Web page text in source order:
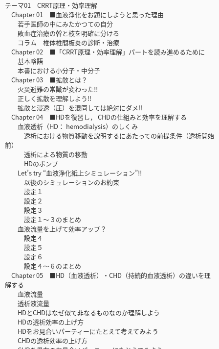
テーマ01 CRRT原理・効率理解
Chapter 01 ■血液浄化をお題にしようと思った理由
若手医師の中にみたかつての自分
敗血症治療の幹と枝を明確に分ける
コラム 椎体椎間板炎の診断・治療
Chapter 02 ■「CRRT原理・効率理解」パートを読み進めるために
基本略語
本書における小分子・中分子
Chapter 03 ■拡散とは？
火災避難の常識が変わった!!
正しく拡散を理解しよう!!
拡散と浸透（圧）を混同しては絶対にダメ!!
Chapter 04 ■HDを復習し， CHDの仕組みと効率を理解する
血液透析（HD： hemodialysis）のしくみ
透析における物質移動を説明するにあたっての前提条件（透析開始
前）
透析による物質の移動
HDのポンプ
Let’s try “血液浄化紙上シミュレーション”!!
以後のシミュレーションのお約束
設定１
設定２
設定３
設定１〜３のまとめ
血液流量を上げて効率アップ？
設定４
設定５
設定６
設定４〜６のまとめ
Chapter 05 ■HD（血液透析）・CHD（持続的血液透析）の違いを理
解する
血液流量
透析液流量
HDとCHDはなぜ似て非なるものなのか理解しよう
HDの透析効率の上げ方
HDをお見合いパーティーにたとえて考えてみよう
CHDの透析効率の上げ方